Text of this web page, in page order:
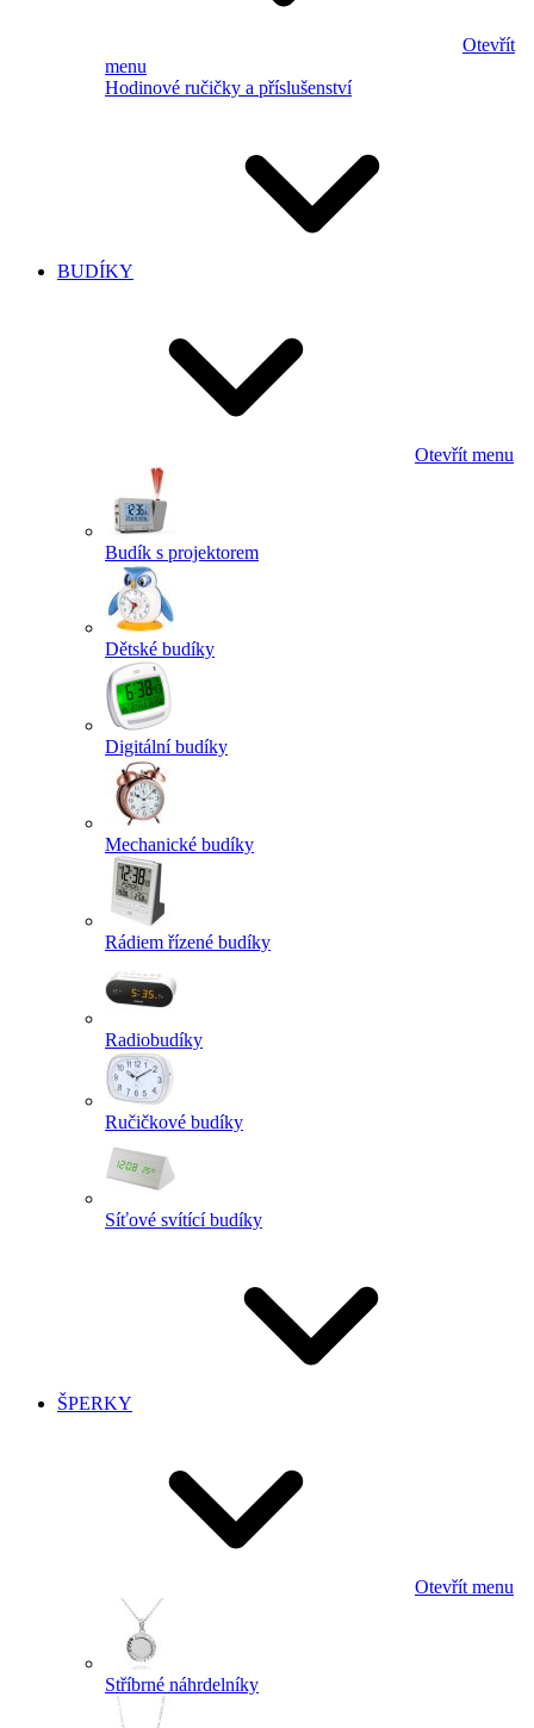
Otevřít
menu
Hodinové ručičky a příslušenství
BUDÍKY
Otevřít menu
Budík s projektorem
Dětské budíky
Digitální budíky
Mechanické budíky
Rádiem řízené budíky
Radiobudíky
Ručičkové budíky
Síťové svítící budíky
ŠPERKY
Otevřít menu
Stříbrné náhrdelníky